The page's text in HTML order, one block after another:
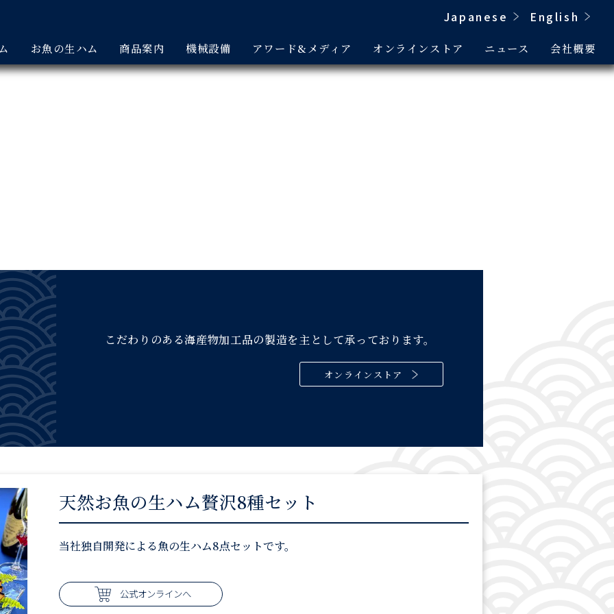
お魚の生ハム 商品案内 機械設備 アワード&メディア オンラインストア ニュース 会社概要
Japanese English
こだわりのある海産物加工品の製造を主として承っております。
オンラインストア
天然お魚の生ハム贅沢8種セット
当社独自開発による魚の生ハム8点セットです。
公式オンラインへ